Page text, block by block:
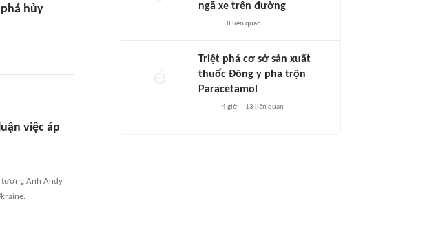
hủy
việc áp
tướng Anh Andy
ngã xe trên đường
8 liên quan
Triệt phá cơ sở sản xuất
thuốc Đông y pha trộn
Paracetamol
4 giờ 13 liên quan